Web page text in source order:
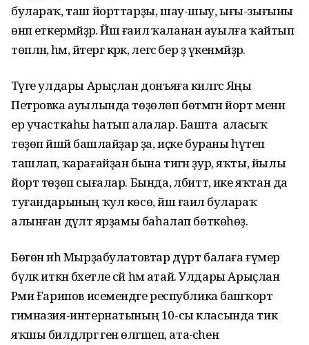
булараҡ, таш йорттарҙы, шау-шыу, ығы-зығыны
өнәп еткермәйҙәр. Йәш ғаилә ҡаланан ауылға ҡайтып
төпләнә, һәм, әйтергә кәрәк, әлегәсә бер ҙә үкенмәйҙәр.
Тәүге улдары Арыҫлан донъяға килгәс Яңы
Петровка ауылында төҙөлөп бөтмәгән йорт менән
ер участкаһы һатып алалар. Башта аласыҡ
төҙөп йәшәй башлайҙар ҙа, иҫке бураны һүтеп
ташлап, ҡарағайҙан бына тигән ҙур, яҡты, йылы
йорт төҙөп сығалар. Бында, әлбиттә, ике яҡтан да
туғандарының ҡул көсө, йәш ғаилә булараҡ
алынған дәүләт ярҙамы баһалап бөткөһөҙ.
Бөгөн иһә Мырҙабулатовтар дүрт балаға ғүмер
бүләк иткән бәхетле әсәй һәм атай. Улдары Арыҫлан
Рәми Ғарипов исемендәге республика башҡорт
гимназия-интернатының 10-сы класында тик
яҡшы билдәләргә генә өлгәшеп, ата-әсәһен